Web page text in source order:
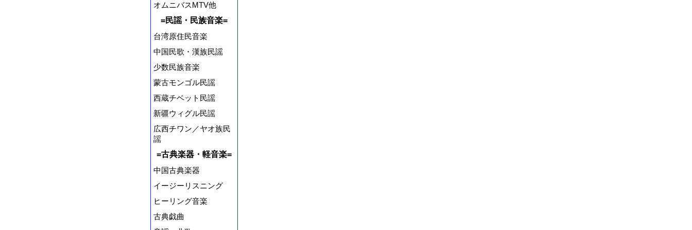
オムニバスMTV他
=民謡・民族音楽=
台湾原住民音楽
中国民歌・漢族民謡
少数民族音楽
蒙古モンゴル民謡
西蔵チベット民謡
新疆ウィグル民謡
広西チワン／ヤオ族民
謡
=古典楽器・軽音楽=
中国古典楽器
イージーリスニング
ヒーリング音楽
古典戯曲